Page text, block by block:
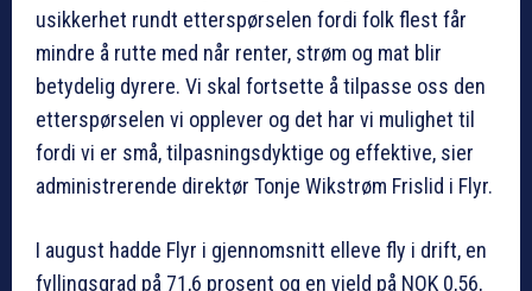
usikkerhet rundt etterspørselen fordi folk flest får
mindre å rutte med når renter, strøm og mat blir
betydelig dyrere. Vi skal fortsette å tilpasse oss den
etterspørselen vi opplever og det har vi mulighet til
fordi vi er små, tilpasningsdyktige og effektive, sier
administrerende direktør Tonje Wikstrøm Frislid i Flyr.
I august hadde Flyr i gjennomsnitt elleve fly i drift, en
fyllingsgrad på 71,6 prosent og en yield på NOK 0,56,